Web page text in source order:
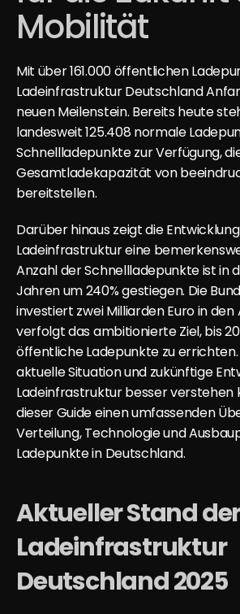
Mobilität
Mit über 161.000 öffentlichen
Ladeinfrastruktur Deutschland
neuen Meilenstein. Bereits heute
landesweit 125.408 normale
Schnellladepunkte zur Verfügung,
Gesamtladekapazität von
bereitstellen.
Darüber hinaus zeigt die
Ladeinfrastruktur eine
Anzahl der Schnellladepunkte ist in
Jahren um 240% gestiegen. Die
investiert zwei Milliarden Euro in den
verfolgt das ambitionierte Ziel, bis
öffentliche Ladepunkte zu errichten.
aktuelle Situation und zukünftige
Ladeinfrastruktur besser verstehen
dieser Guide einen umfassenden
Verteilung, Technologie und
Ladepunkte in Deutschland.
Aktueller Stand
Ladeinfrastruktur
Deutschland 2025